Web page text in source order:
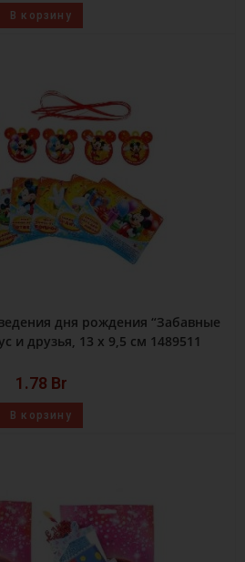
В корзину
дня рождения “Забавные
и друзья, 13 х 9,5 см 1489511
1.78 Br
В корзину